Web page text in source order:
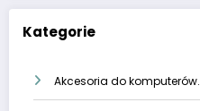
Kategorie
Akcesoria do komputerów.